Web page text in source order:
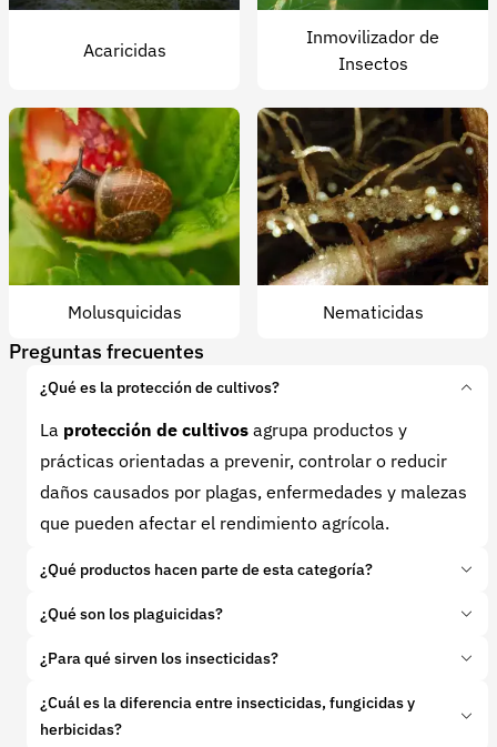
Acaricidas
Inmovilizador de
Insectos
Molusquicidas Nematicidas
Preguntas frecuentes
¿Qué es la protección de cultivos?
La protección de cultivos agrupa productos y
prácticas orientadas a prevenir, controlar o reducir
daños causados por plagas, enfermedades y malezas
que pueden afectar el rendimiento agrícola.
¿Qué productos hacen parte de esta categoría?
En esta categoría se encuentran
nematicidas, coadyuvantes y otros
usados en el manejo fitosanitario de cultivos.
¿Qué son los plaguicidas?
Losplaguicidasson productos diseñados para
insectos, hongos, malezas, ácaros, nematodos u otras
¿Para qué sirven los insecticidas?
Losinsecticidassirven para manejar insectos plaga
que pueden dañar hojas, tallos, raíces, flores o frutos.
¿Cuál es la diferencia entre insecticidas, fungicidas y
herbicidas?